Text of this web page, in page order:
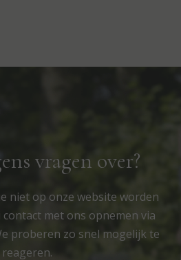
vragen over?
niet op onze website worden
met ons opnemen via
proberen zo snel mogelijk te
reageren.